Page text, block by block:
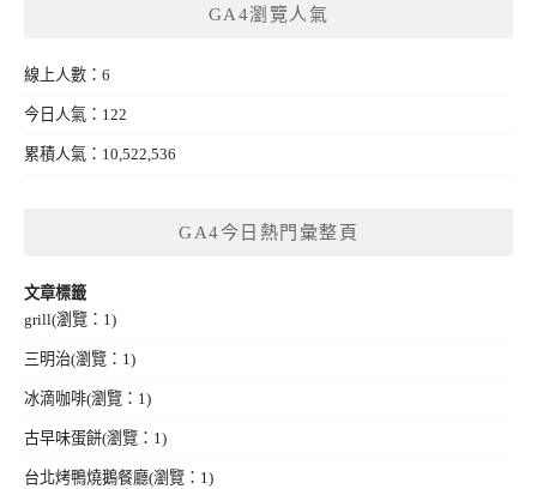
GA4瀏覽人氣
線上人數：6
今日人氣：122
累積人氣：10,522,536
GA4今日熱門彙整頁
文章標籤
grill(瀏覽：1)
三明治(瀏覽：1)
冰滴咖啡(瀏覽：1)
古早味蛋餅(瀏覽：1)
台北烤鴨燒鵝餐廳(瀏覽：1)